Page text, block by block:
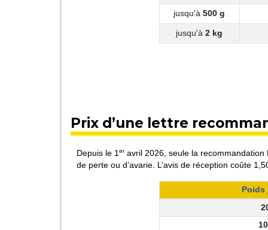
jusqu'à 500 g
jusqu'à 2 kg
Prix d’une lettre
Depuis le 1 eravril 2026, seule la recommandation
de perte ou d’avarie. L’avis de réception coûte
Poids